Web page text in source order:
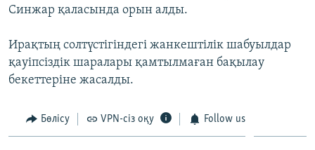
Синжар қаласында орын алды.
Ирақтың солтүстігіндегі жанкештілік шабуылдар
қауіпсіздік шаралары қамтылмаған бақылау
бекеттеріне жасалды.
Бөлісу VPN-сіз оқу Follow us